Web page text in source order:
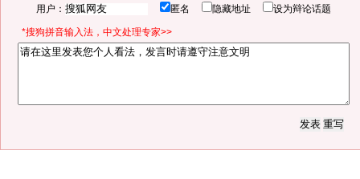
用户： 匿名 隐藏地址 设为辩论话题
*搜狗拼音输入法，中文处理专家>>